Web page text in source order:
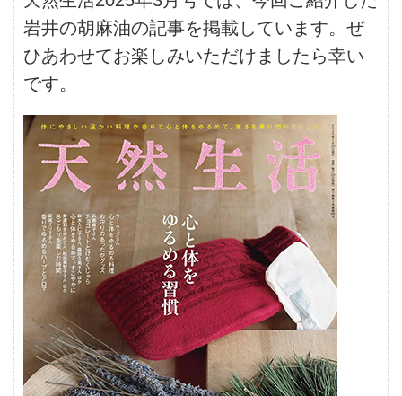
岩井の胡麻油の記事を掲載しています。ぜ
ひあわせてお楽しみいただけましたら幸い
です。